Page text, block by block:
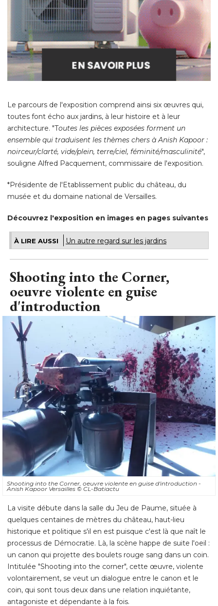
Le parcours de l'exposition comprend ainsi six œuvres qui,
toutes font écho aux jardins, à leur histoire et à leur
architecture. "Toutes les pièces exposées forment un
ensemble qui traduisent les thèmes chers à Anish Kapoor :
noirceur/clarté, vide/plein, terre/ciel, féminité/masculinité",
souligne Alfred Pacquement, commissaire de l'exposition.
*Présidente de l'Etablissement public du château, du
musée et du domaine national de Versailles.
Découvrez l'exposition en images en pages suivantes
À LIRE AUSSI Un autre regard sur les jardins
Shooting into the Corner,
oeuvre violente en guise
d'introduction
Shooting into the Corner, oeuvre violente en guise d'introduction -
Anish Kapoor Versailles © CL-Batiactu
La visite débute dans la salle du Jeu de Paume, située à
quelques centaines de mètres du château, haut-lieu
historique et politique s'il en est puisque c'est là que naît le
processus de Démocratie. Là, la scène happe de suite l'oeil :
un canon qui projette des boulets rouge sang dans un coin.
Intitulée "Shooting into the corner", cette œuvre, violente
volontairement, se veut un dialogue entre le canon et le
coin, qui sont tous deux dans une relation inquiétante,
antagoniste et dépendante à la fois.